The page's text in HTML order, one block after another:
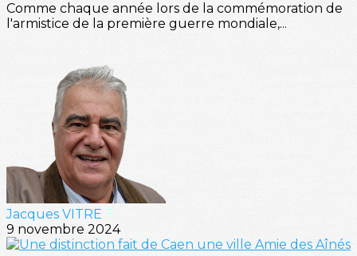
Comme chaque année lors de la commémoration de
l'armistice de la première guerre mondiale,...
Jacques VITRE
9 novembre 2024